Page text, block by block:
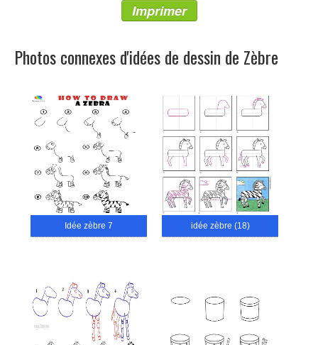
Imprimer
Photos connexes d'idées de dessin de Zèbre
Idée zèbre 7 idée zèbre (18)